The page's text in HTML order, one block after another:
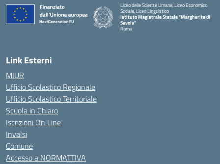
Liceo delle Scienze Umane, Liceo Economico
Sociale, Liceo Linguistico
Istituto Magistrale Statale "Margherita di
Savoia"
Roma
Link Esterni
MIUR
Ufficio Scolastico Regionale
Ufficio Scolastico Territoriale
Scuola in Chiaro
Iscrizioni On Line
Invalsi
Comune
Accesso a NORMATTIVA